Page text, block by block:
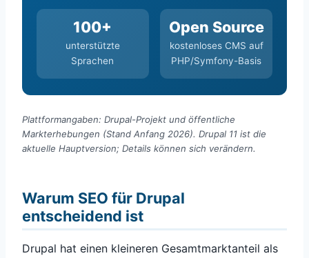
100+
unterstützte
Sprachen
Open Source
kostenloses CMS auf
PHP/Symfony-Basis
Plattformangaben: Drupal-Projekt und öffentliche
Markterhebungen (Stand Anfang 2026). Drupal 11 ist die
aktuelle Hauptversion; Details können sich verändern.
Warum SEO für Drupal
entscheidend ist
Drupal hat einen kleineren Gesamtmarktanteil als